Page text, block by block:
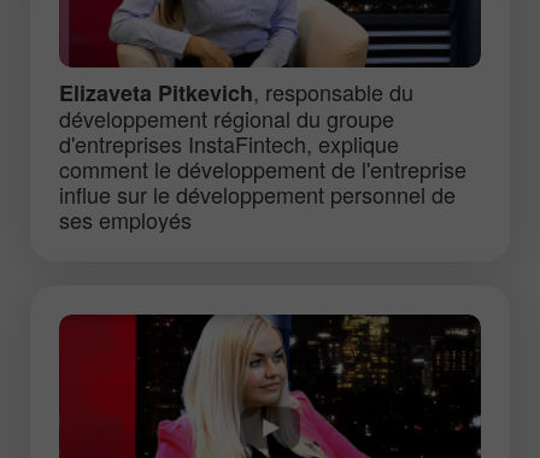
Elizaveta Pitkevich, responsable du
développement régional du groupe
d'entreprises InstaFintech, explique
comment le développement de l'entreprise
influe sur le développement personnel de
ses employés